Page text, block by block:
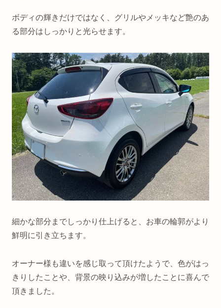
ボディの輝きだけではなく、グリルやメッキなど艶のあ
る部分はしっかりと光らせます。
細かな部分までしっかり仕上げると、お車の輪郭がより
鮮明に引き立ちます。
オーナー様も違いを感じ取って頂けたようで、色がはっ
きりしたことや、背景の映り込みが増したことに喜んで
頂きました。